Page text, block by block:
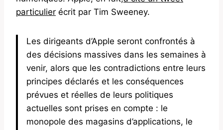
particulier écrit par Tim Sweeney.
Les dirigeants d’Apple seront confrontés à
des décisions massives dans les semaines à
venir, alors que les contradictions entre leurs
principes déclarés et les conséquences
prévues et réelles de leurs politiques
actuelles sont prises en compte : le
monopole des magasins d’applications, le